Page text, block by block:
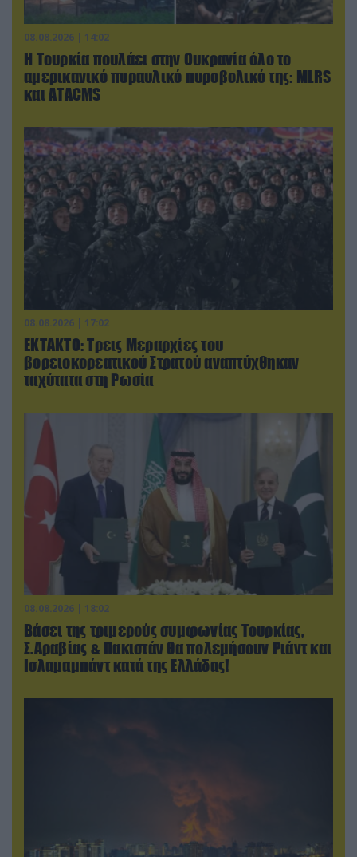
08.08.2026 | 14:02
Η Τουρκία πουλάει στην Ουκρανία όλο το
αμερικανικό πυραυλικό πυροβολικό της: MLRS
και ΑΤΑCMS
08.08.2026 | 17:02
ΕΚΤΑΚΤΟ: Τρεις Μεραρχίες του
βορειοκορεατικού Στρατού αναπτύχθηκαν
ταχύτατα στη Ρωσία
08.08.2026 | 18:02
Βάσει της τριμερούς συμφωνίας Τουρκίας,
Σ.Αραβίας & Πακιστάν θα πολεμήσουν Ριάντ και
Ισλαμαμπάντ κατά της Ελλάδας!